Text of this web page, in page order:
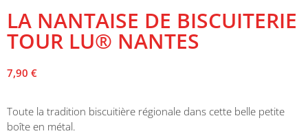
LA NANTAISE DE BISCUITERIE
TOUR LU® NANTES
7,90 €
Toute la tradition biscuitière régionale dans cette belle petite
boîte en métal.